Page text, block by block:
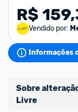
R$
Vendido por:
Informações
Sobre
Livre